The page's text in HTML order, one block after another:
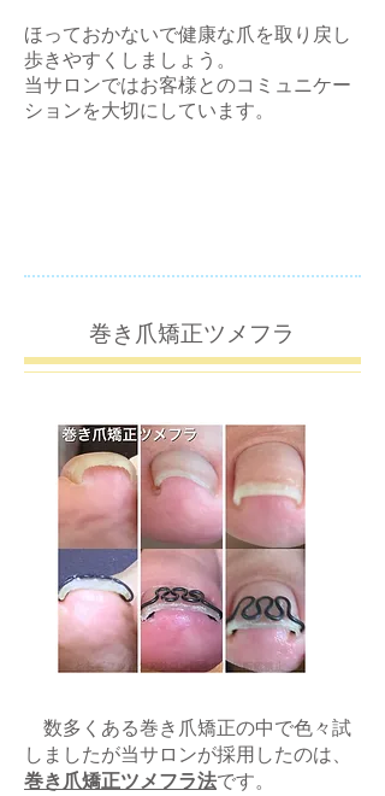
​ほっておかないで健康な爪を取り戻し
歩きやすくしましょう。
当サロンではお客様とのコミュニケー
ションを大切にしています。
巻き爪矯正ツメフラ
数多くある巻き爪矯正の中で色々試
しましたが当サロンが採用したのは、
巻き爪矯正ツメフラ法です。